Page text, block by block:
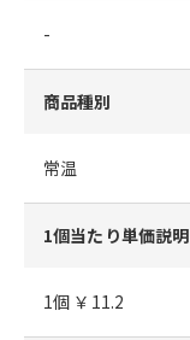
-
商品種別
常温
1個当たり単価説明
1個 ￥11.2